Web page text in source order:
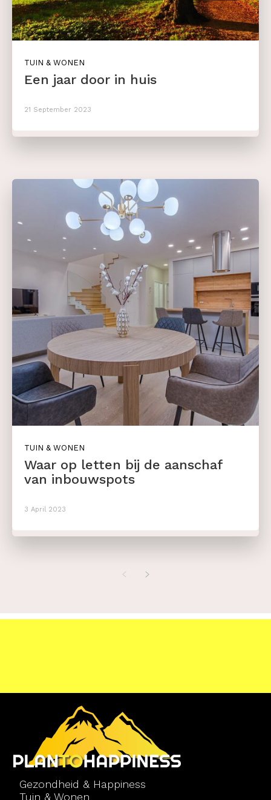
TUIN & WONEN
Een jaar door in huis
21 September 2023
TUIN & WONEN
Waar op letten bij de aanschaf
van inbouwspots
3 April 2023
Gezondheid & Happiness
Tuin & Wonen